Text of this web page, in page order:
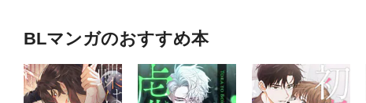
BLマンガのおすすめ本